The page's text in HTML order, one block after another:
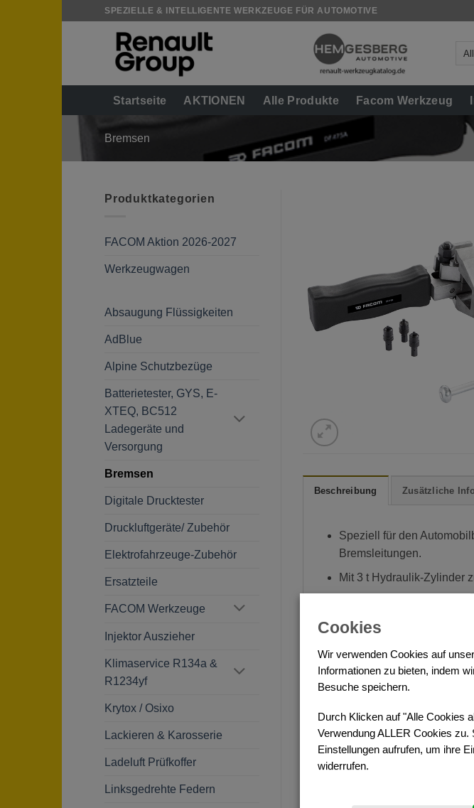
SPEZIELLE & INTELLIGENTE WERKZEUGE FÜR AUTOMOTIVE
Startseite AKTIONEN Alle Produkte Facom Werkzeug
Bremsen
Produktkategorien
FACOM Aktion 2026-2027
Werkzeugwagen
Absaugung Flüssigkeiten
AdBlue
Alpine Schutzbezüge
Batterietester, GYS, E-
XTEQ, BC512
Ladegeräte und
Versorgung
Bremsen
Digitale Drucktester
Druckluftgeräte/ Zubehör
Elektrofahrzeuge-Zubehör
Ersatzteile
FACOM Werkzeuge
Injektor Auszieher
Klimaservice R134a &
R1234yf
Krytox / Osixo
Lackieren & Karosserie
Ladeluft Prüfkoffer
Linksgedrehte Federn
Beschreibung Zusätzliche
Speziell für den
Bremsleitungen.
Mit 3 t Hydraulik-Zylinder
Kompakt, um direkt am
Leitungssystem ausgebaut
ÄHNLICHE PRODUKTE
Cookies
Wir verwenden Cookies auf
Informationen zu bieten, indem
Besuche speichern.
Durch Klicken auf "Alle Cookies
Verwendung ALLER Cookies zu.
Einstellungen aufrufen, um ihre
widerrufen.